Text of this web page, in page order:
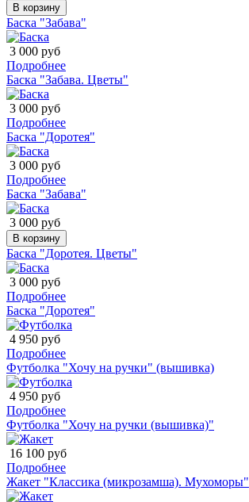
В корзину
Баска "Забава"
3 000 руб
Подробнее
Баска "Забава. Цветы"
3 000 руб
Подробнее
Баска "Доротея"
3 000 руб
Подробнее
Баска "Забава"
3 000 руб
В корзину
Баска "Доротея. Цветы"
3 000 руб
Подробнее
Баска "Доротея"
4 950 руб
Подробнее
Футболка "Хочу на ручки" (вышивка)
4 950 руб
Подробнее
Футболка "Хочу на ручки (вышивка)"
16 100 руб
Подробнее
Жакет "Классика (микрозамша). Мухоморы"